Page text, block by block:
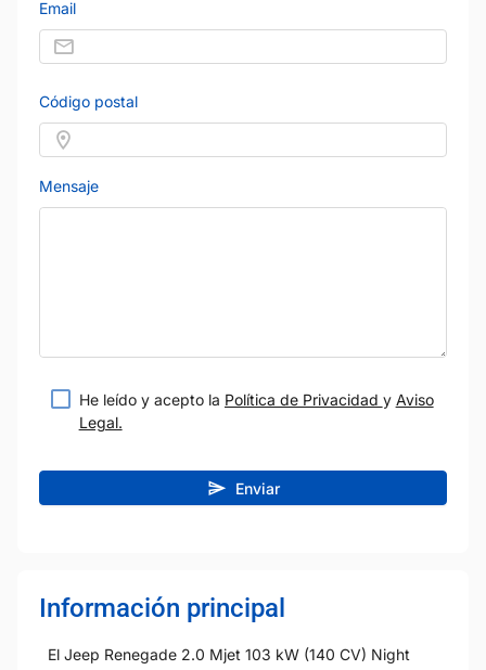
Email
Código postal
Mensaje
He leído y acepto la Política de Privacidad y Aviso
Legal.
Enviar
Información principal
El Jeep Renegade 2.0 Mjet 103 kW (140 CV) Night